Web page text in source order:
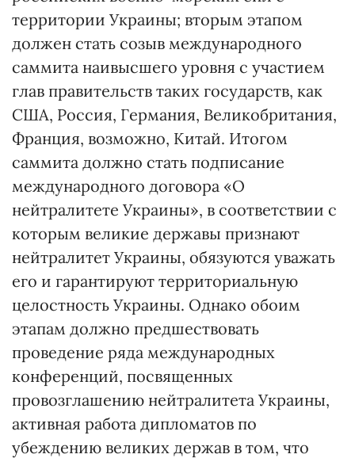
территории Украины; вторым этапом
должен стать созыв международного
саммита наивысшего уровня с участием
глав правительств таких государств, как
США, Россия, Германия, Великобритания,
Франция, возможно, Китай. Итогом
саммита должно стать подписание
международного договора «О
нейтралитете Украины», в соответствии с
которым великие державы признают
нейтралитет Украины, обязуются уважать
его и гарантируют территориальную
целостность Украины. Однако обоим
этапам должно предшествовать
проведение ряда международных
конференций, посвященных
провозглашению нейтралитета Украины,
активная работа дипломатов по
убеждению великих держав в том, что